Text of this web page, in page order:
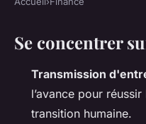
familiales
Se concentrer
Transmission
l’avance pour
transition humaine.